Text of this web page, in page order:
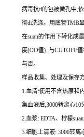
病毒抗ti的包被微孔中,
彻di洗涤。用底物TMB
在suan的作用下转化成
度(OD值) ,与CUTOFF
与否。
样品收集、处理及保存
1.血清:使用不含热原和
集血液后,3000转离心10
2.血浆: EDTA、柠檬suan
3.细胞上清液: 3000转离